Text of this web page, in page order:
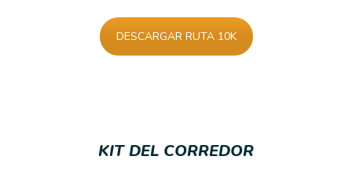
DESCARGAR RUTA 10K
KIT DEL CORREDOR